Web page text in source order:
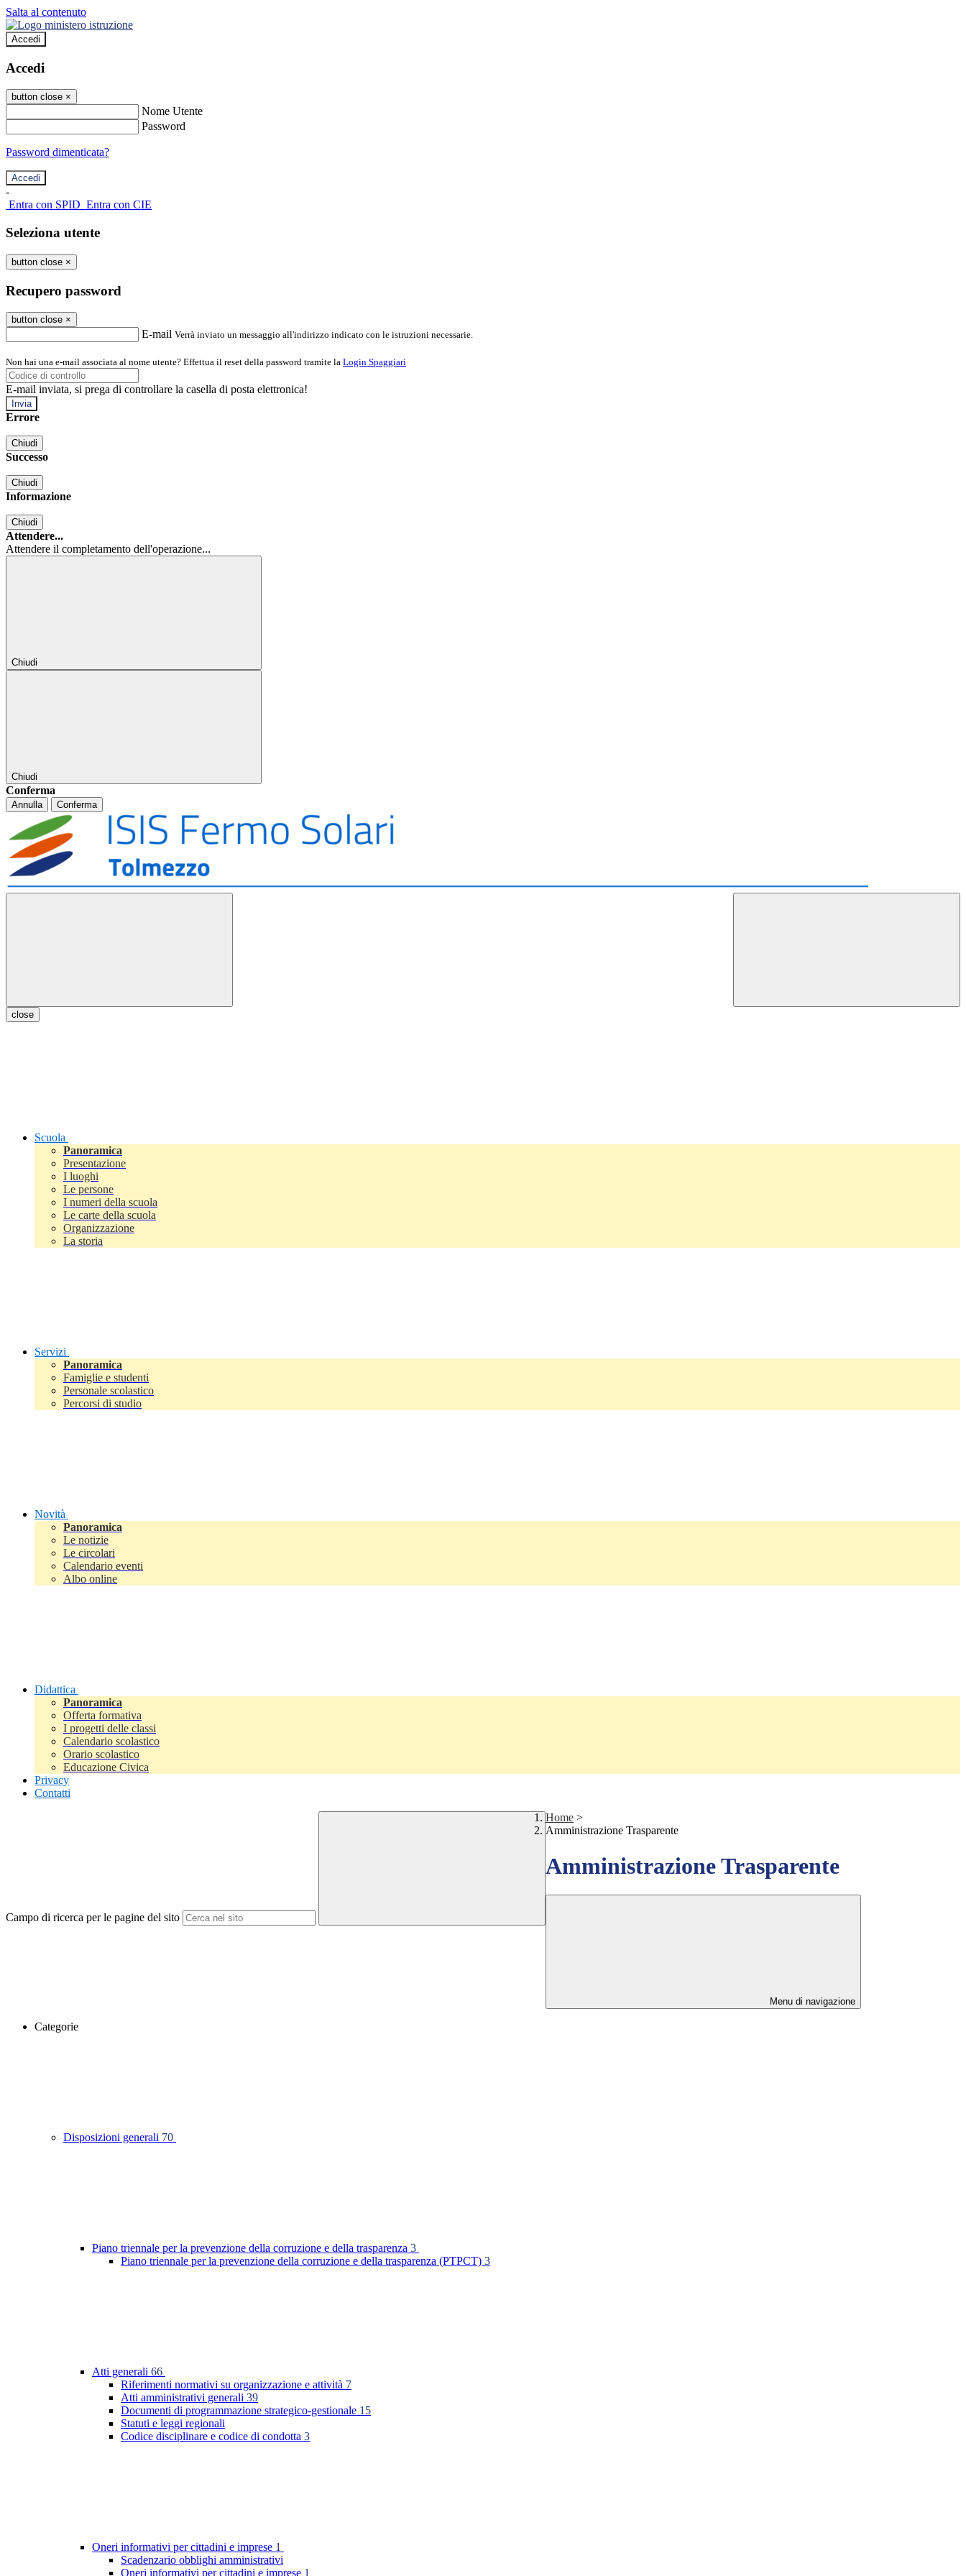
Salta al contenuto
Accedi
Accedi
button close ×
Nome Utente
Password
Password dimenticata?
-
Entra con SPID Entra con CIE
Seleziona utente
button close ×
Recupero password
button close ×
E-mail Verrà inviato un messaggio all'indirizzo indicato con le istruzioni necessarie.
Non hai una e-mail associata al nome utente? Effettua il reset della password tramite la Login Spaggiari
E-mail inviata, si prega di controllare la casella di posta elettronica!
Errore
Chiudi
Successo
Chiudi
Informazione
Chiudi
Attendere...
Attendere il completamento dell'operazione...
Chiudi
Chiudi
Conferma
Annulla Conferma
close
Scuola
Panoramica
Presentazione
I luoghi
Le persone
I numeri della scuola
Le carte della scuola
Organizzazione
La storia
Servizi
Panoramica
Famiglie e studenti
Personale scolastico
Percorsi di studio
Novità
Panoramica
Le notizie
Le circolari
Calendario eventi
Albo online
Didattica
Panoramica
Offerta formativa
I progetti delle classi
Calendario scolastico
Orario scolastico
Educazione Civica
Privacy
Contatti
Campo di ricerca per le pagine del sito
Home >
Amministrazione Trasparente
Amministrazione Trasparente
Menu di navigazione
Categorie
Disposizioni generali 70
Piano triennale per la prevenzione della corruzione e della trasparenza 3
Piano triennale per la prevenzione della corruzione e della trasparenza (PTPCT) 3
Atti generali 66
Riferimenti normativi su organizzazione e attività 7
Atti amministrativi generali 39
Documenti di programmazione strategico-gestionale 15
Statuti e leggi regionali
Codice disciplinare e codice di condotta 3
Oneri informativi per cittadini e imprese 1
Scadenzario obblighi amministrativi
Oneri informativi per cittadini e imprese 1